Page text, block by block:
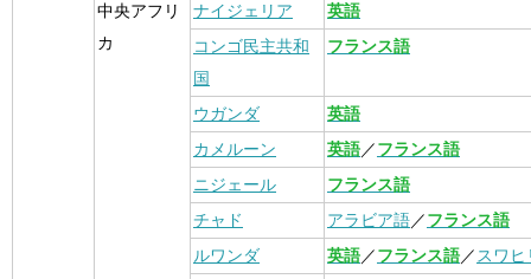
中央アフリ
カ
ナイジェリア
英語
コンゴ民主共和
国
フランス語
ウガンダ
英語
カメルーン
英語／フランス語
ニジェール
フランス語
チャド
アラビア語／フランス語
ルワンダ
英語／フランス語／ スワヒ